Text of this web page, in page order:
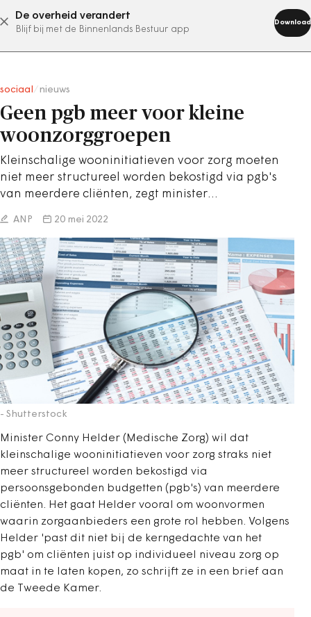
De overheid verandert
Blijf bij met de Binnenlands Bestuur app
Download
abonneer nu
sociaal nieuws
Geen pgb meer voor kleine
woonzorggroepen
Kleinschalige wooninitiatieven voor zorg moeten
niet meer structureel worden bekostigd via pgb's
van meerdere cliënten, zegt minister…
ANP 20 mei 2022
- Shutterstock
Minister Conny Helder (Medische Zorg) wil dat
kleinschalige wooninitiatieven voor zorg straks niet
meer structureel worden bekostigd via
persoonsgebonden budgetten (pgb's) van meerdere
cliënten. Het gaat Helder vooral om woonvormen
waarin zorgaanbieders een grote rol hebben. Volgens
Helder 'past dit niet bij de kerngedachte van het
pgb' om cliënten juist op individueel niveau zorg op
maat in te laten kopen, zo schrijft ze in een brief aan
de Tweede Kamer.